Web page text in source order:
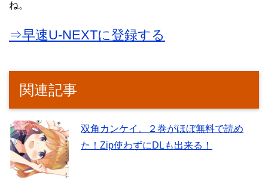
ね。
⇒早速U-NEXTに登録する
関連記事
双角カンケイ。２巻がほぼ無料で読め
た！Zip使わずにDLも出来る！